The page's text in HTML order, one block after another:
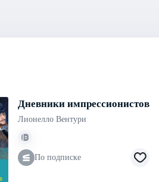
Дневники импрессионистов
Лионелло Вентури
По подписке